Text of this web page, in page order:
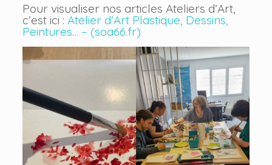
Pour visualiser nos articles Ateliers d’Art,
c’est ici : Atelier d’Art Plastique, Dessins,
Peintures… – (soa66.fr)